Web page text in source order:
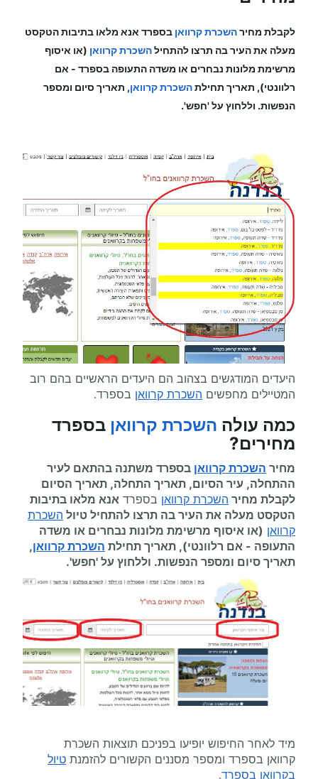
לקבלת מחירהשכרת קרוואן בספרד אנא מלאו בתיבות הטקסט
מעלה את העיר בה תרצו להתחילהשכרת קרוואן (או איסוף
מרשימת מלונות נבחרים או משדה התעופה בספרד - אם
רלוונטי), תאריך תחילתהשכרת קרוואן, תאריך סיום ומספר
הנפשות. וללחוץ על 'חפש'.
היעדים המודגשים בצהוב הם היעדים הראשיים בהם רוב
המטיילים מחפשים השכרת קרוואן בספרד.
כמה עולה השכרת קרוואן בספרד
מחירים?
מחיר השכרת קרוואן בספרד משתנה בהתאם לעיר
ההתחלה, עיר הסיום, תאריך התחלה, תאריך הסיום
לקבלת מחיר השכרת קרוואן בספרד אנא מלאו בתיבות
הטקסט מעלה את העיר בה תרצו להתחיל טיול השכרת
קרוואן (או איסוף מרשימת מלונות נבחרים או משדה
התעופה - אם רלוונטי), תאריך תחילת השכרת קרוואן,
תאריך סיום ומספר הנפשות. וללחוץ על 'חפש'.
מיד לאחר החיפוש יופיעו בפניכם תוצאות השכרת
קרוואן בספרד ומספר מסננים הקשורים להזמנת טיול
בקרוואן בספרד.